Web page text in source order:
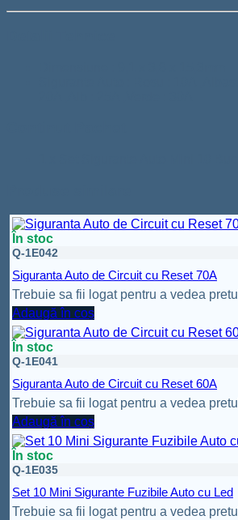
În stoc
Q-1E042
Siguranta Auto de Circuit cu Reset 70A
Trebuie sa fii logat pentru a vedea pretul
Adaugă în coș
În stoc
Q-1E041
Siguranta Auto de Circuit cu Reset 60A
Trebuie sa fii logat pentru a vedea pretul
Adaugă în coș
În stoc
Q-1E035
Set 10 Mini Sigurante Fuzibile Auto cu Led
Trebuie sa fii logat pentru a vedea pretul